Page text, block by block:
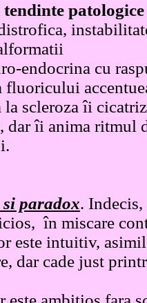
patologice
endocrina cu
fluoricului
scleroza îi
îi anima ritmul
paradox.
în miscare
este intuitiv,
dar cade just